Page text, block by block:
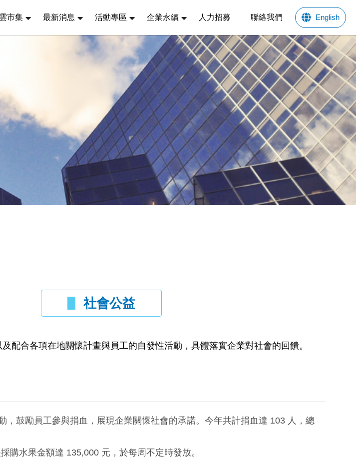
雲市集 最新消息 活動專區 企業永續 人力招募 聯絡我們 English
社會公益
配合各項在地關懷計畫與員工的自發性活動，具體落實企業對社會的回饋。
，鼓勵員工參與捐血，展現企業關懷社會的承諾。今年共計捐血達 103 人，總
購水果金額達 135,000 元，於每周不定時發放。